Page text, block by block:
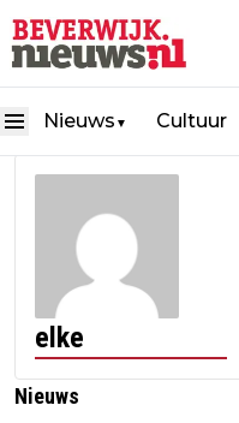
Nieuws ▼ Cultuur
elke
Nieuws